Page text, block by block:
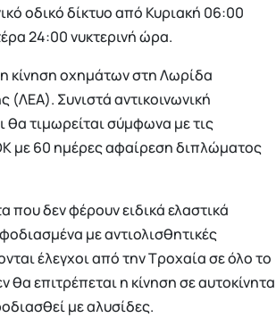
οδικό δίκτυο από Κυριακή 06:00
24:00 νυκτερινή ώρα.
κίνηση οχημάτων στη Λωρίδα
(ΛΕΑ). Συνιστά αντικοινωνική
θα τιμωρείται σύμφωνα με τις
με 60 ημέρες αφαίρεση διπλώματος
που δεν φέρουν ειδικά ελαστικά
με αντιολισθητικές
έλεγχοι από την Τροχαία σε όλο το
θα επιτρέπεται η κίνηση σε αυτοκίνητα
με αλυσίδες.